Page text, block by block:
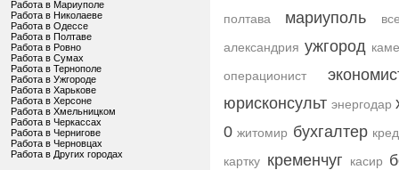
Работа в Мариуполе
Работа в Николаеве
Работа в Одессе
Работа в Полтаве
Работа в Ровно
Работа в Сумах
Работа в Тернополе
Работа в Ужгороде
Работа в Харькове
Работа в Херсоне
Работа в Хмельницком
Работа в Черкассах
Работа в Чернигове
Работа в Черновцах
Работа в Других городах
полтава
мариуполь
александрия ужгород
операционист
юрисконсульт энергодар
0 житомир бухгалтер
картку кременчуг касир